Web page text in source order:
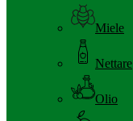
Miele
Nettare
Olio